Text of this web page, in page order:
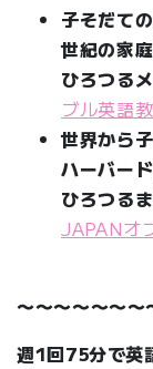
子そだて
世紀の家
ひろつる
ブル英語
世界から
ハーバー
ひろつる
JAPANオ
〜〜〜〜〜〜〜
週1回75分で英